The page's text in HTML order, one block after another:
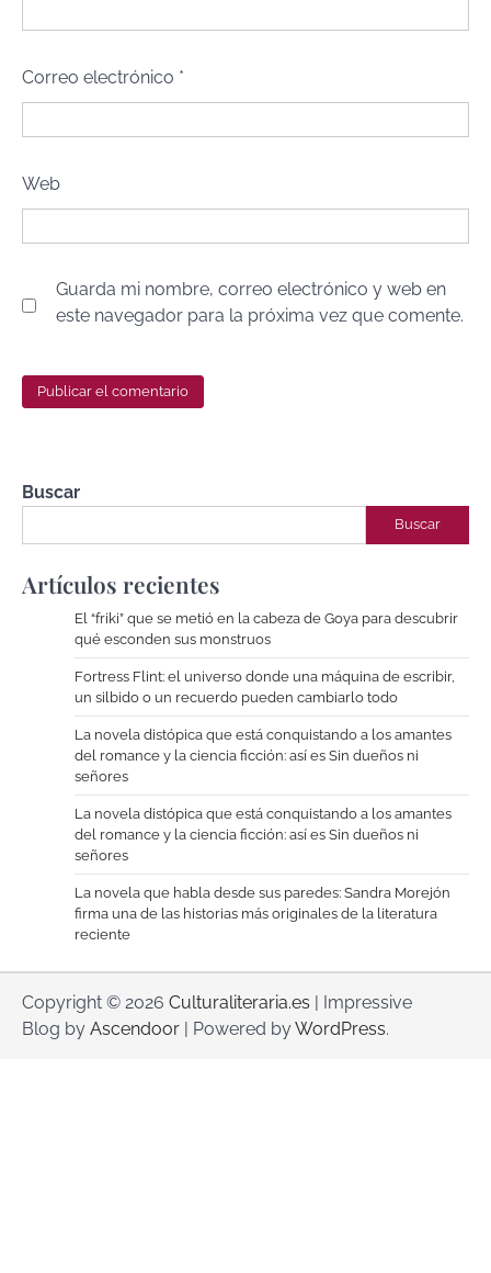
Correo electrónico *
Web
Guarda mi nombre, correo electrónico y web en
este navegador para la próxima vez que comente.
Buscar
Buscar
Artículos recientes
El “friki” que se metió en la cabeza de Goya para descubrir
qué esconden sus monstruos
Fortress Flint: el universo donde una máquina de escribir,
un silbido o un recuerdo pueden cambiarlo todo
La novela distópica que está conquistando a los amantes
del romance y la ciencia ficción: así es Sin dueños ni
señores
La novela distópica que está conquistando a los amantes
del romance y la ciencia ficción: así es Sin dueños ni
señores
La novela que habla desde sus paredes: Sandra Morejón
firma una de las historias más originales de la literatura
reciente
Copyright © 2026 Culturaliteraria.es | Impressive
Blog by Ascendoor | Powered byWordPress.